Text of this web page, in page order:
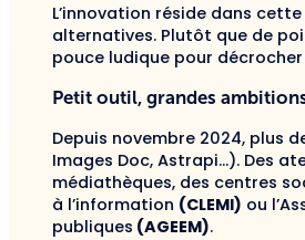
L’innovation réside dans
alternatives. Plutôt que de
pouce ludique pour
Petit outil, grandes
Depuis novembre 2024, plus
Images Doc, Astrapi…). Des
médiathèques, des centres
à l’information (CLEMI) ou
publiques (AGEEM).